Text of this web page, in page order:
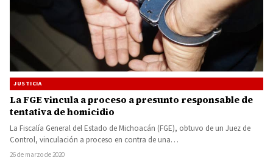
JUSTICIA
La FGE vincula a proceso a presunto responsable de
tentativa de homicidio
La Fiscalía General del Estado de Michoacán (FGE), obtuvo de un Juez de
Control, vinculación a proceso en contra de una…
26 de marzo de 2020